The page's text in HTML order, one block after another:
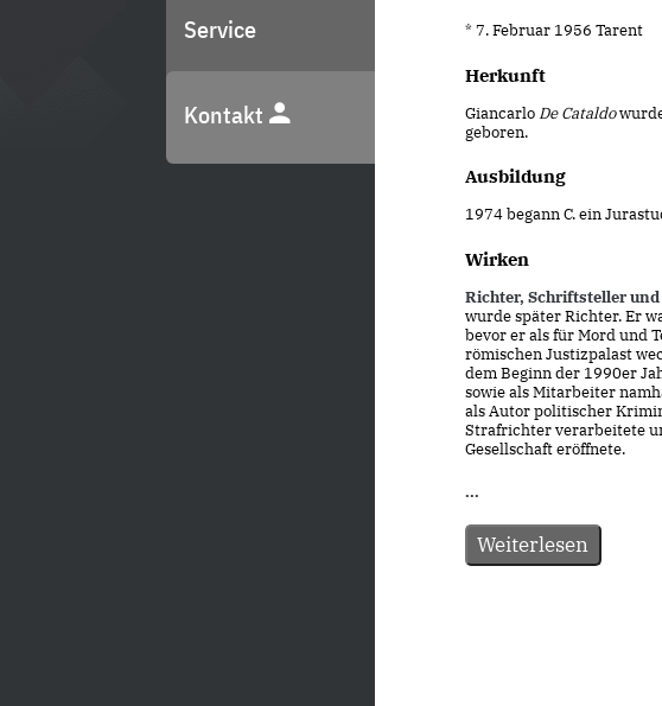
Service
Kontakt
* 7. Februar 1956 Tarent
Herkunft
GiancarloDe Cataldo
geboren.
Ausbildung
1974 begann C. ein
Wirken
Richter, Schriftsteller
wurde später Richter. Er
bevor er als für Mord und
römischen Justizpalast
dem Beginn der 1990er
sowie als Mitarbeiter
als Autor politischer
Strafrichter verarbeitete
Gesellschaft eröffnete.
...
Weiterlesen